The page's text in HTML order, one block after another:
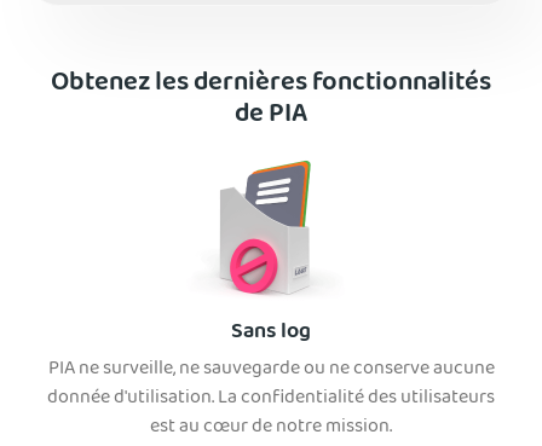
Obtenez les dernières fonctionnalités
de PIA
Sans log
PIA ne surveille, ne sauvegarde ou ne conserve aucune
donnée d'utilisation. La confidentialité des utilisateurs
est au cœur de notre mission.